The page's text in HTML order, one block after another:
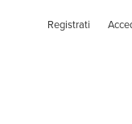
Registrati